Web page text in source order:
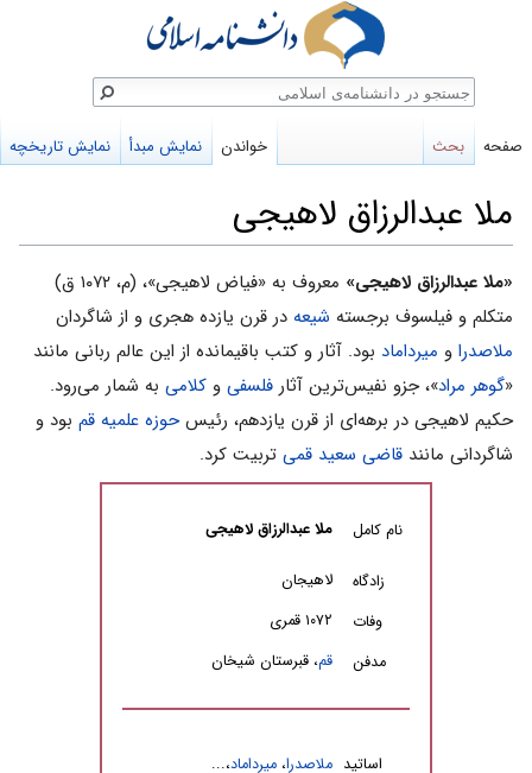
ملا عبدالرزاق لاهیجی
پرش
به
ناوبری
پرش
به
جستجو
«ملا عبدالرزاق لاهیجى»
معروف به «فیاض لاهیجی»، (م، ۱۰۷۲ ق)
متکلم و فیلسوف برجسته شیعه در قرن یازده هجری و از شاگردان
ملاصدرا و میرداماد بود. آثار و کتب باقیمانده از این عالم ربانی مانند
«گوهر مراد»، جزو نفیس‌ترین آثار فلسفى و کلامى به شمار مى‌رود.
حکیم لاهیجى در برهه‌اى از قرن یازدهم، رئیسحوزه علمیه قم بود و
شاگردانى مانند قاضى سعید قمى تربیت کرد.
نام کامل ملا عبدالرزاق لاهیجى
زادگاه
لاهیجان
وفات
۱۰۷۲ قمری
مدفن
قم، قبرستان شیخان
اساتید ملاصدرا، میرداماد،...
صفحه بحث خواندن نمایش مبدأ نمایش تاریخچه
جستجو